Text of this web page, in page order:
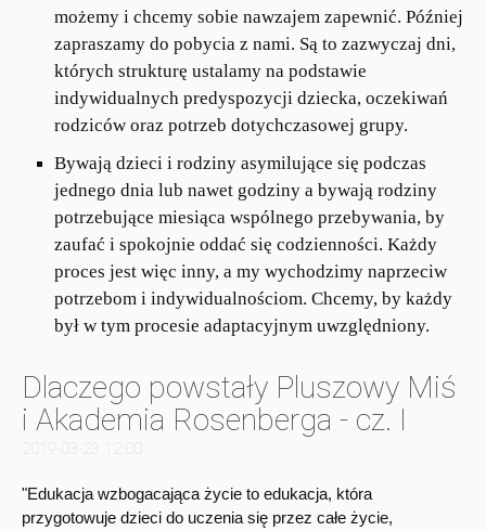
możemy i chcemy sobie nawzajem zapewnić. Później
zapraszamy do pobycia z nami. Są to zazwyczaj dni,
których strukturę ustalamy na podstawie
indywidualnych predyspozycji dziecka, oczekiwań
rodziców oraz potrzeb dotychczasowej grupy.
Bywają dzieci i rodziny asymilujące się podczas
jednego dnia lub nawet godziny a bywają rodziny
potrzebujące miesiąca wspólnego przebywania, by
zaufać i spokojnie oddać się codzienności. Każdy
proces jest więc inny, a my wychodzimy naprzeciw
potrzebom i indywidualnościom. Chcemy, by każdy
był w tym procesie adaptacyjnym uwzględniony.
Dlaczego powstały Pluszowy Miś
i Akademia Rosenberga - cz. I
2019-03-23 12:00
"Edukacja wzbogacająca życie to edukacja, która
przygotowuje dzieci do uczenia się przez całe życie,